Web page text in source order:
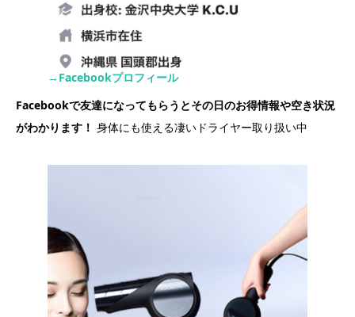
→Facebookプロフィール
Facebookで友達になってもらうとその日のお得情報や空き状況
がわかります！ 身体にも使える凄いドライヤー取り扱い中